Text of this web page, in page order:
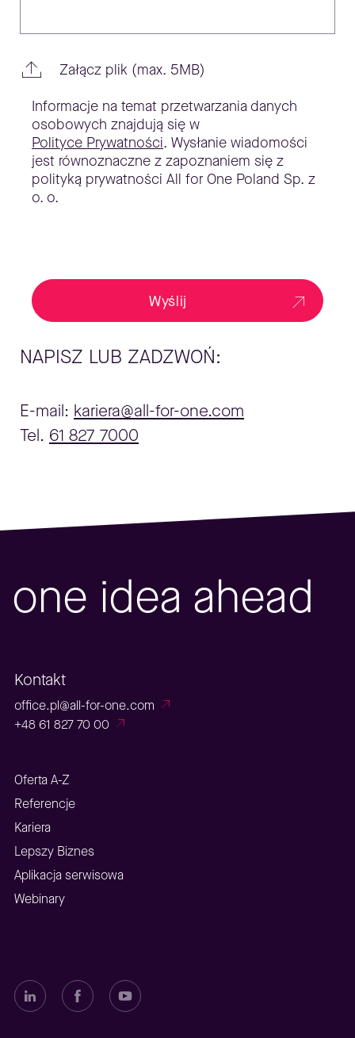
Załącz plik (max. 5MB)
Informacje na temat przetwarzania danych
osobowych znajdują się w
Polityce Prywatności. Wysłanie wiadomości
jest równoznaczne z zapoznaniem się z
polityką prywatności All for One Poland Sp. z
o. o.
Wyślij
NAPISZ LUB ZADZWOŃ:
E-mail: kariera@all-for-one.com
Tel. 61 827 7000
one idea ahead
Kontakt
office.pl@all-for-one.com
+48 61 827 70 00
Oferta A-Z
Referencje
Kariera
Lepszy Biznes
Aplikacja serwisowa
Webinary